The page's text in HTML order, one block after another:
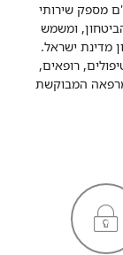
רמב"ם מספק שירותי
הביטחון, ומשמש
רופאים,
המבוקשת